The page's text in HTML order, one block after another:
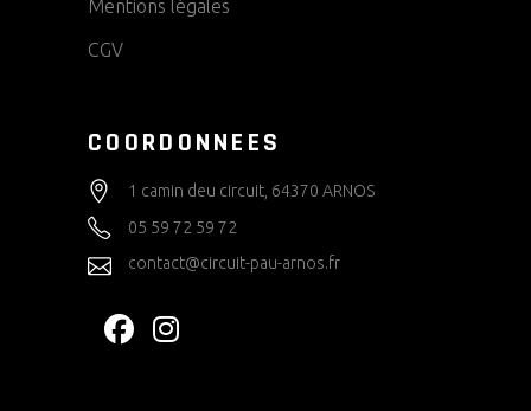
Mentions légales
CGV
COORDONNEES
1 camin deu circuit, 64370 ARNOS
05 59 72 59 72
contact@circuit-pau-arnos.fr